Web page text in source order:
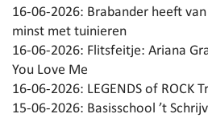
16-06-2026: Brabander heeft
minst met tuinieren
16-06-2026: Flitsfeitje: Ariana
You Love Me
16-06-2026: LEGENDS of ROCK
15-06-2026: Basisschool ’t